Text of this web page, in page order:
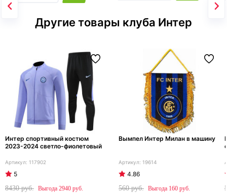
Другие товары клуба Интер
Интер спортивный костюм
2023-2024 светло-фиолетовый
117902
5
8430
2940
Вымпел Интер Милан в машину
19614
4.86
560
160